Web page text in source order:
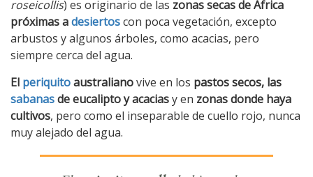
roseicollis) es originario de las zonas secas de África
próximas adesiertoscon poca vegetación, excepto
arbustos y algunos árboles, como acacias, pero
siempre cerca del agua.
El periquitoaustralianovive en los pastos secos, las
sabanasde eucalipto y acaciasy en zonas donde haya
cultivos, pero como el inseparable de cuello rojo, nunca
muy alejado del agua.